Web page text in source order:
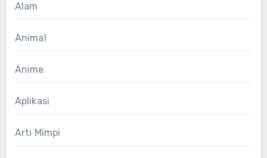
Alam
Animal
Anime
Aplikasi
Arti Mimpi